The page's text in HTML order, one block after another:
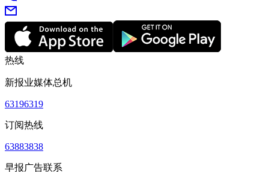
热线
新报业媒体总机
63196319
订阅热线
63883838
早报广告联系